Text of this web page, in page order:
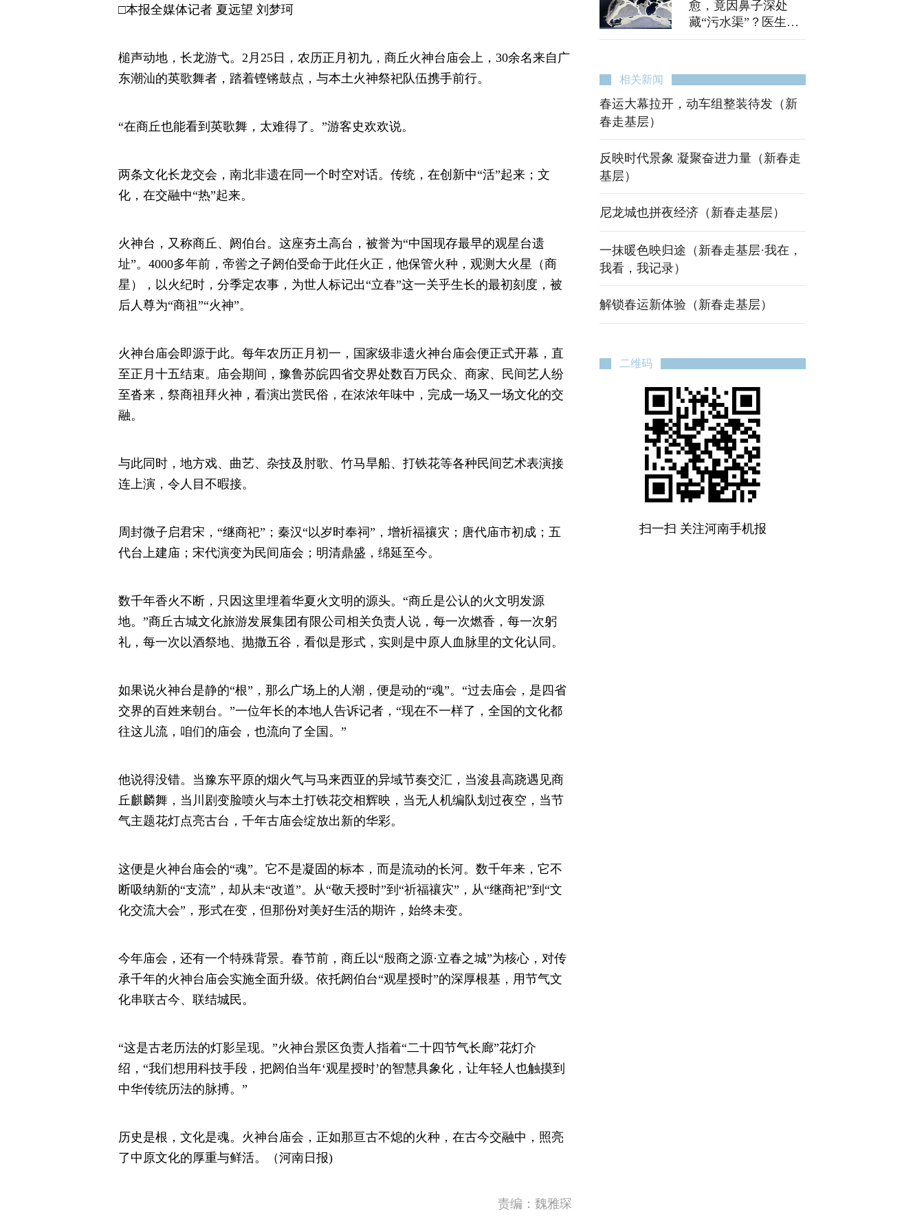
□本报全媒体记者 夏远望 刘梦珂
槌声动地，长龙游弋。2月25日，农历正月初九，商丘火神台庙会上，30余名来自广
东潮汕的英歌舞者，踏着铿锵鼓点，与本土火神祭祀队伍携手前行。
“在商丘也能看到英歌舞，太难得了。”游客史欢欢说。
两条文化长龙交会，南北非遗在同一个时空对话。传统，在创新中“活”起来；文
化，在交融中“热”起来。
火神台，又称商丘、阏伯台。这座夯土高台，被誉为“中国现存最早的观星台遗
址”。4000多年前，帝喾之子阏伯受命于此任火正，他保管火种，观测大火星（商
星），以火纪时，分季定农事，为世人标记出“立春”这一关乎生长的最初刻度，被
后人尊为“商祖”“火神”。
火神台庙会即源于此。每年农历正月初一，国家级非遗火神台庙会便正式开幕，直
至正月十五结束。庙会期间，豫鲁苏皖四省交界处数百万民众、商家、民间艺人纷
至沓来，祭商祖拜火神，看演出赏民俗，在浓浓年味中，完成一场又一场文化的交
融。
与此同时，地方戏、曲艺、杂技及肘歌、竹马旱船、打铁花等各种民间艺术表演接
连上演，令人目不暇接。
周封微子启君宋，“继商祀”；秦汉“以岁时奉祠”，增祈福禳灾；唐代庙市初成；五
代台上建庙；宋代演变为民间庙会；明清鼎盛，绵延至今。
数千年香火不断，只因这里埋着华夏火文明的源头。“商丘是公认的火文明发源
地。”商丘古城文化旅游发展集团有限公司相关负责人说，每一次燃香，每一次躬
礼，每一次以酒祭地、抛撒五谷，看似是形式，实则是中原人血脉里的文化认同。
如果说火神台是静的“根”，那么广场上的人潮，便是动的“魂”。“过去庙会，是四省
交界的百姓来朝台。”一位年长的本地人告诉记者，“现在不一样了，全国的文化都
往这儿流，咱们的庙会，也流向了全国。”
他说得没错。当豫东平原的烟火气与马来西亚的异域节奏交汇，当浚县高跷遇见商
丘麒麟舞，当川剧变脸喷火与本土打铁花交相辉映，当无人机编队划过夜空，当节
气主题花灯点亮古台，千年古庙会绽放出新的华彩。
这便是火神台庙会的“魂”。它不是凝固的标本，而是流动的长河。数千年来，它不
断吸纳新的“支流”，却从未“改道”。从“敬天授时”到“祈福禳灾”，从“继商祀”到“文
化交流大会”，形式在变，但那份对美好生活的期许，始终未变。
今年庙会，还有一个特殊背景。春节前，商丘以“殷商之源·立春之城”为核心，对传
承千年的火神台庙会实施全面升级。依托阏伯台“观星授时”的深厚根基，用节气文
化串联古今、联结城民。
“这是古老历法的灯影呈现。”火神台景区负责人指着“二十四节气长廊”花灯介
绍，“我们想用科技手段，把阏伯当年‘观星授时’的智慧具象化，让年轻人也触摸到
中华传统历法的脉搏。”
历史是根，文化是魂。火神台庙会，正如那亘古不熄的火种，在古今交融中，照亮
了中原文化的厚重与鲜活。（河南日报)
责编：魏雅琛
愈，竟因鼻子深处
藏“污水渠”？医生：
此病隐蔽易误诊
相关新闻
春运大幕拉开，动车组整装待发（新
春走基层）
反映时代景象 凝聚奋进力量（新春走
基层）
尼龙城也拼夜经济（新春走基层）
一抹暖色映归途（新春走基层·我在，
我看，我记录）
解锁春运新体验（新春走基层）
二维码
扫一扫 关注河南手机报